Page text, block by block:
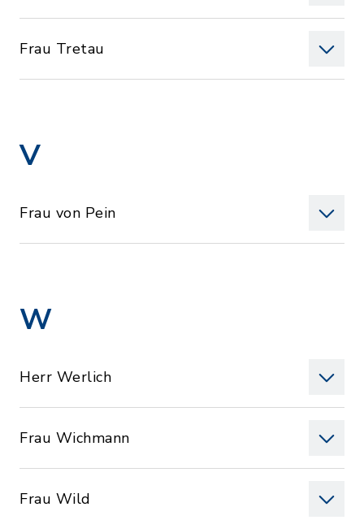
Frau Tretau
V
Frau von Pein
W
Herr Werlich
Frau Wichmann
Frau Wild